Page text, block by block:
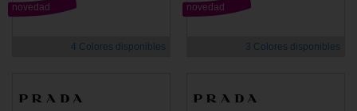
novedad
4 Colores disponibles
novedad
3 Colores disponibles